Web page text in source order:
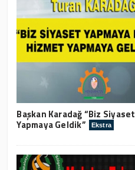
Başkan Karadağ “Biz
Yapmaya Geldik” Ekstra